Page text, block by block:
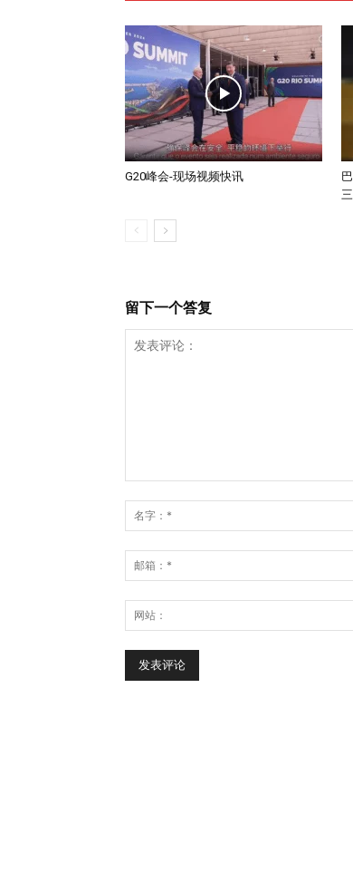
G20峰会-现场视频快讯
留下一个答复